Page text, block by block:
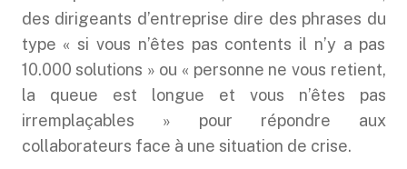
des dirigeants d’entreprise dire des phrases du
type « si vous n’êtes pas contents il n’y a pas
10.000 solutions » ou « personne ne vous retient,
la queue est longue et vous n’êtes pas
irremplaçables » pour répondre aux
collaborateurs face à une situation de crise.